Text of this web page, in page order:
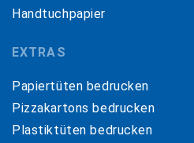
Handtuchpapier
EXTRAS
Papiertüten bedrucken
Pizzakartons bedrucken
Plastiktüten bedrucken